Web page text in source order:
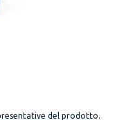
del prodotto.